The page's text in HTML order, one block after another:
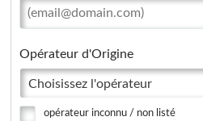
Opérateur d'Origine
Choisissez l'opérateur
opérateur inconnu / non listé